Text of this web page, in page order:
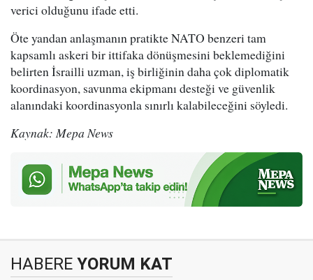
verici olduğunu ifade etti.
Öte yandan anlaşmanın pratikte NATO benzeri tam
kapsamlı askeri bir ittifaka dönüşmesini beklemediğini
belirten İsrailli uzman, iş birliğinin daha çok diplomatik
koordinasyon, savunma ekipmanı desteği ve güvenlik
alanındaki koordinasyonla sınırlı kalabileceğini söyledi.
Kaynak: Mepa News
HABERE YORUM KAT